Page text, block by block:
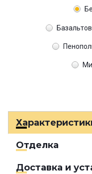
Отделка
Доставка и